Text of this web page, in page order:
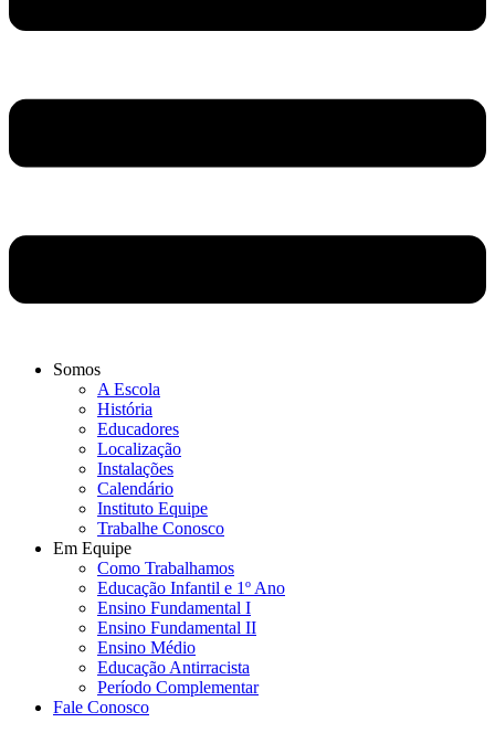
Somos
A Escola
História
Educadores
Localização
Instalações
Calendário
Instituto Equipe
Trabalhe Conosco
Em Equipe
Como Trabalhamos
Educação Infantil e 1º Ano
Ensino Fundamental I
Ensino Fundamental II
Ensino Médio
Educação Antirracista
Período Complementar
Fale Conosco